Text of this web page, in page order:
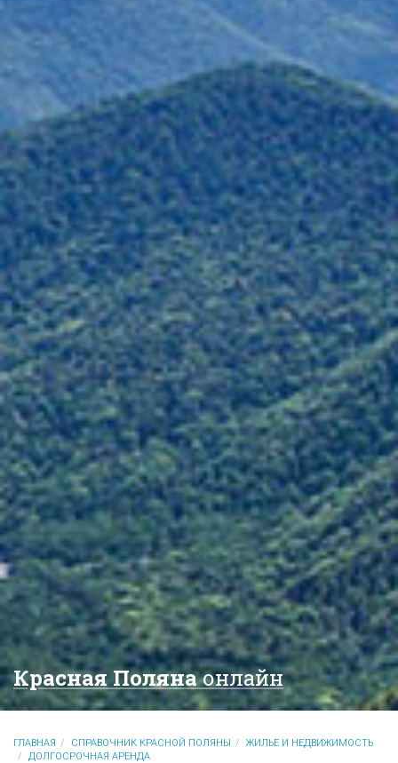
Красная Полянаонлайн
ГЛАВНАЯ СПРАВОЧНИК КРАСНОЙ ПОЛЯНЫ
ЖИЛЬЕ И НЕДВИЖИМОСТЬ
ДОЛГОСРОЧНАЯ АРЕНДА